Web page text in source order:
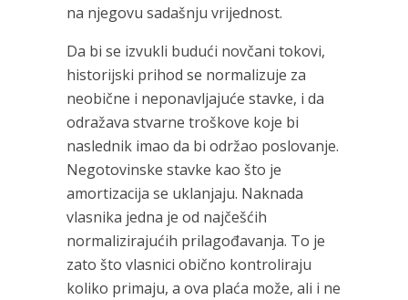
na njegovu sadašnju vrijednost.
Da bi se izvukli budući novčani tokovi,
historijski prihod se normalizuje za
neobične i neponavljajuće stavke, i da
odražava stvarne troškove koje bi
naslednik imao da bi održao poslovanje.
Negotovinske stavke kao što je
amortizacija se uklanjaju. Naknada
vlasnika jedna je od najčešćih
normalizirajućih prilagođavanja. To je
zato što vlasnici obično kontroliraju
koliko primaju, a ova plaća može, ali i ne